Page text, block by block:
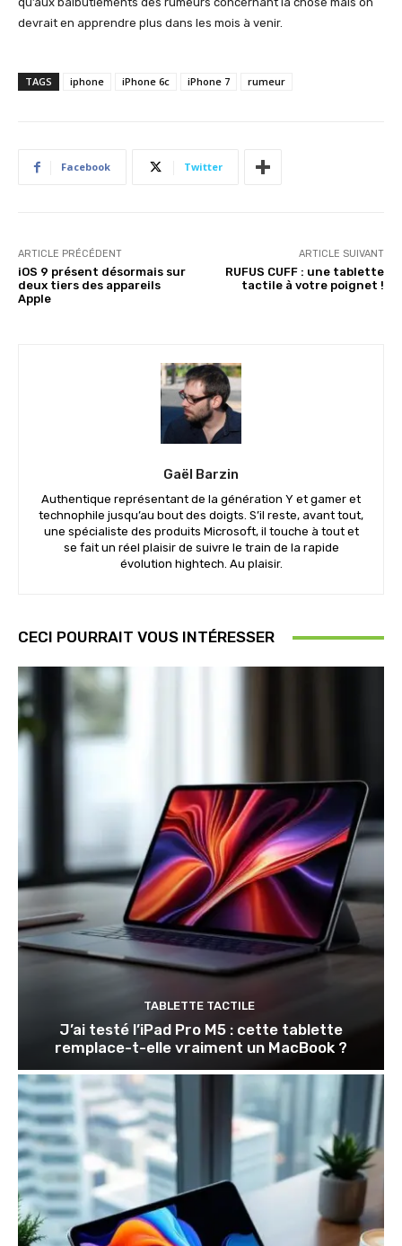
devrait en apprendre plus dans les mois à venir.
TAGS iphone iPhone 6c iPhone 7 rumeur
Facebook Twitter
ARTICLE PRÉCÉDENT
iOS 9 présent désormais sur
deux tiers des appareils
Apple
ARTICLE SUIVANT
RUFUS CUFF : une tablette
tactile à votre poignet !
Gaël Barzin
Authentique représentant de la génération Y et gamer et
technophile jusqu’au bout des doigts. S’il reste, avant tout,
une spécialiste des produits Microsoft, il touche à tout et
se fait un réel plaisir de suivre le train de la rapide
évolution hightech. Au plaisir.
CECI POURRAIT VOUS INTÉRESSER
TABLETTE TACTILE
J’ai testé l’iPad Pro M5 : cette tablette
remplace-t-elle vraiment un MacBook ?